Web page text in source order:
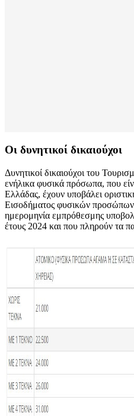
Οι δυνητικοί δικαιούχοι
Δυνητικοί δικαιούχοι του
ενήλικα φυσικά πρόσωπα, που
Ελλάδας, έχουν υποβάλει
Εισοδήματος φυσικών προσώπων
ημερομηνία εμπρόθεσμης
έτους 2024 και που πληρούν τα